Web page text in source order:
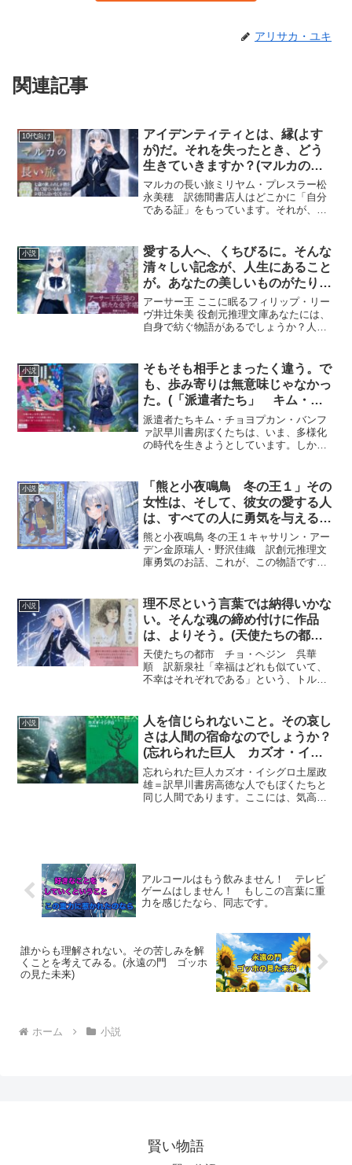
アリサカ・ユキ
関連記事
10代向け
アイデンティティとは、縁(よす
が)だ。それを失ったとき、どう
生きていきますか？(マルカの長
い旅 ミリヤム・プレスラー 徳
間書店)
マルカの長い旅ミリヤム・プレスラー松
永美穂 訳徳間書店人はどこかに「自分
である証」をもっています。それが、よ
がないとか、人に利用されるとか、そう
いう(おそらく)マイナス...
小説
愛する人へ、くちびるに。そんな
清々しい記念が、人生にあること
が。あなたの美しいものがたりは
あなたじしんが紡がなくてはいけ
ない。(「アーサー王ここに眠
る」 フィリップ・リーヴ 井辻
アーサー王 ここに眠るフィリップ・リー
ヴ井辻朱美 役創元推理文庫あなたには、
自身で紡ぐ物語があるでしょうか？人
内から出てくる何かがなければ、到底無
理では。この物語は、吟遊...
小説
そもそも相手とまったく違う。で
も、歩み寄りは無意味じゃなかっ
た。(「派遣者たち」 キム・チ
ョヨプ 早川書房)
派遣者たちキム・チョヨプカン・バンフ
ァ訳早川書房ぼくたちは、いま、多様化
の時代を生きようとしています。しか
解できないかもしれません。極端に言う
と、たぶん、多くの人は現在...
小説
「熊と小夜鳴鳥 冬の王１」その
女性は、そして、彼女の愛する人
は、すべての人に勇気を与える、
そんな物語。（著者 キャサリ
ン・アーデン 創元推理文庫）
熊と小夜鳴鳥 冬の王１キャサリン・アー
デン金原瑞人・野沢佳織 訳創元推理文
庫勇気のお話、これが、この物語です。
り、この物語を読むと、気高く強く生き
たい！ と思うし、もしか...
小説
理不尽という言葉では納得いかな
い。そんな魂の締め付けに作品
は、よりそう。(天使たちの都
市 チョ・ヘジン 呉華順 訳
新泉社)
天使たちの都市 チョ・ヘジン 呉華
順 訳新泉社「幸福はどれも似ていて、
不幸はそれぞれである」という、トルス
たちの都市」では、マイノリティの人が
多く登場します。過酷な生活...
小説
人を信じられないこと。その哀し
さは人間の宿命なのでしょうか？
(忘れられた巨人 カズオ・イシ
グロ 早川書房)
忘れられた巨人カズオ・イシグロ土屋政
雄＝訳早川書房高徳な人でもぼくたちと
同じ人間であります。ここには、気高い
アルコールはもう飲みません！ テレビ
ゲームはしません！ もしこの言葉に重
力を感じたなら、同志です。
誰からも理解されない。その苦しみを解
くことを考えてみる。(永遠の門 ゴッホ
の見た未来)
ホーム 小説
賢い物語